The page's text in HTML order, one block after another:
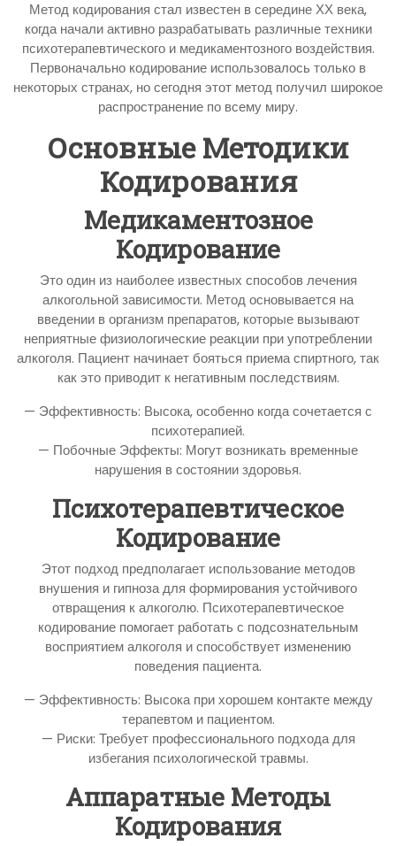
Метод кодирования стал известен в середине ХХ века,
когда начали активно разрабатывать различные техники
психотерапевтического и медикаментозного воздействия.
Первоначально кодирование использовалось только в
некоторых странах, но сегодня этот метод получил широкое
распространение по всему миру.
Основные Методики
Кодирования
Медикаментозное
Кодирование
Это один из наиболее известных способов лечения
алкогольной зависимости. Метод основывается на
введении в организм препаратов, которые вызывают
неприятные физиологические реакции при употреблении
алкоголя. Пациент начинает бояться приема спиртного, так
как это приводит к негативным последствиям.
— Эффективность: Высока, особенно когда сочетается с
психотерапией.
— Побочные Эффекты: Могут возникать временные
нарушения в состоянии здоровья.
Психотерапевтическое
Кодирование
Этот подход предполагает использование методов
внушения и гипноза для формирования устойчивого
отвращения к алкоголю. Психотерапевтическое
кодирование помогает работать с подсознательным
восприятием алкоголя и способствует изменению
поведения пациента.
— Эффективность: Высока при хорошем контакте между
терапевтом и пациентом.
— Риски: Требует профессионального подхода для
избегания психологической травмы.
Аппаратные Методы
Кодирования